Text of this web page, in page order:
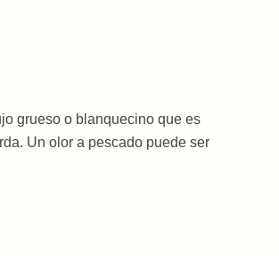
grueso o blanquecino que es
Un olor a pescado puede ser